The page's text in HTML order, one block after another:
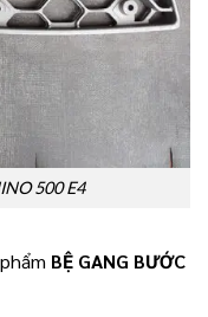
500 E4
BỆ GANG BƯỚC